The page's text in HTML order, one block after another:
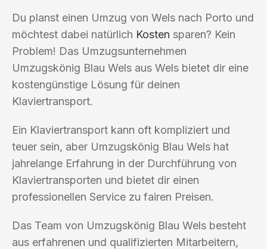
Du planst einen Umzug von Wels nach Porto und
möchtest dabei natürlich Kosten sparen? Kein
Problem! Das Umzugsunternehmen
Umzugskönig Blau Wels aus Wels bietet dir eine
kostengünstige Lösung für deinen
Klaviertransport.
Ein Klaviertransport kann oft kompliziert und
teuer sein, aber Umzugskönig Blau Wels hat
jahrelange Erfahrung in der Durchführung von
Klaviertransporten und bietet dir einen
professionellen Service zu fairen Preisen.
Das Team von Umzugskönig Blau Wels besteht
aus erfahrenen und qualifizierten Mitarbeitern,